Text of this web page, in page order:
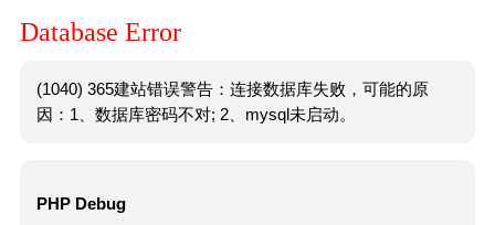
Database Error
(1040) 365建站错误警告：连接数据库失败，可能的原
因：1、数据库密码不对; 2、mysql未启动。
PHP Debug